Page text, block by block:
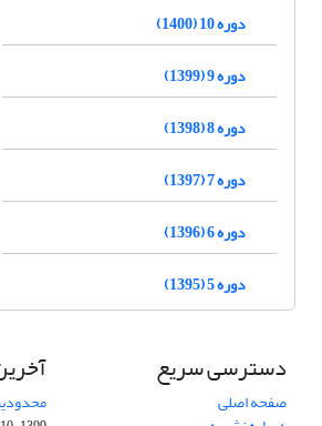
دوره 10 (1400)
دوره 9 (1399)
دوره 8 (1398)
دوره 7 (1397)
دوره 6 (1396)
دوره 5 (1395)
دسترسی سریع
صفحه اصلی